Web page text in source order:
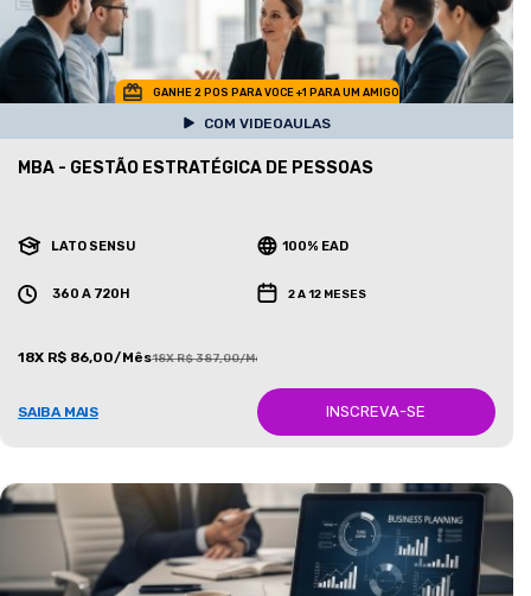
GANHE 2 POS PARA VOCE +1 PARA UM AMIGO
COM VIDEOAULAS
MBA - GESTÃO ESTRATÉGICA DE PESSOAS
LATO SENSU 100% EAD
360 A 720H 2 A 12 MESES
18X R$ 86,00/Mês18X R$ 387,00/Mês
SAIBA MAIS INSCREVA-SE